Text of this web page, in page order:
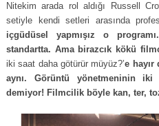
Nitekim arada rol aldığı Russell
setiyle kendi setleri arasında
içgüdüsel yapmışız o
standartta. Ama birazcık kökü
iki saat daha götürür müyüz?’e hayır
aynı. Görüntü yönetmeninin iki
demiyor! Filmcilik böyle kan, ter,